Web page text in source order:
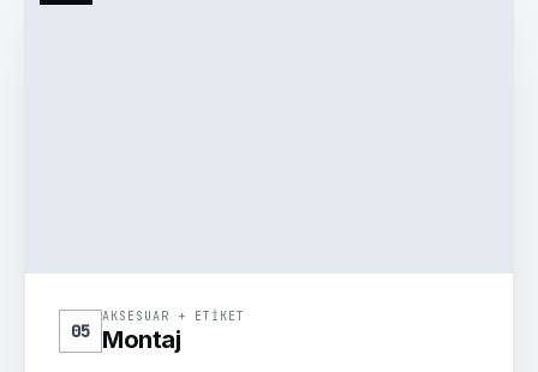
05
AKSESUAR + ETIKET
Montaj